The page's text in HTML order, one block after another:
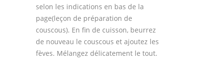
selon les indications en bas de la
page(leçon de préparation de
couscous). En fin de cuisson, beurrez
de nouveau le couscous et ajoutez les
fèves. Mélangez délicatement le tout.